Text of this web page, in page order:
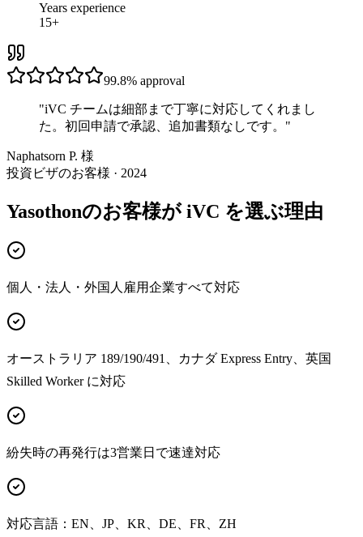
Years experience
15+
99.8% approval
"iVC チームは細部まで丁寧に対応してくれまし
た。初回申請で承認、追加書類なしです。 "
Naphatsorn P. 様
投資ビザのお客様 · 2024
Yasothonのお客様が iVC を選ぶ理由
個人・法人・外国人雇用企業すべて対応
オーストラリア 189/190/491、カナダ Express Entry、英国
Skilled Worker に対応
紛失時の再発行は3営業日で速達対応
対応言語：EN、JP、KR、DE、FR、ZH